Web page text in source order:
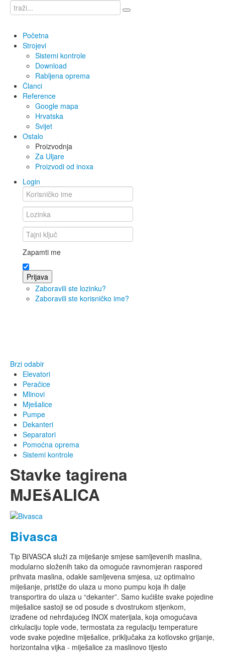
Početna
Strojevi
Sistemi kontrole
Download
Rabljena oprema
Članci
Reference
Google mapa
Hrvatska
Svijet
Ostalo
Proizvodnja
Za Uljare
Proizvodi od inoxa
Login
Zapamti me
Prijava
Zaboravili ste lozinku?
Zaboravili ste korisničko ime?
Brzi odabir
Elevatori
Peračice
Mlinovi
Mješalice
Pumpe
Dekanteri
Separatori
Pomoćna oprema
Sistemi kontrole
Stavke tagirena
MJEšALICA
Bivasca
Tip BIVASCA služi za miješanje smjese samljevenih maslina,
modularno složenih tako da omoguće ravnomjeran raspored
prihvata maslina, odakle samljevena smjesa, uz optimalno
miješanje, pristiže do ulaza u mono pumpu koja ih dalje
transportira do ulaza u “dekanter”. Samo kućište svake pojedine
miješalice sastoji se od posude s dvostrukom stjenkom,
izrađene od nehrđajućeg INOX materijala, koja omogućava
cirkulaciju tople vode, termostata za regulaciju temperature
vode svake pojedine miješalice, priključaka za kotlovsko grijanje,
horizontalna vijka - miješalice za maslinovo tijesto